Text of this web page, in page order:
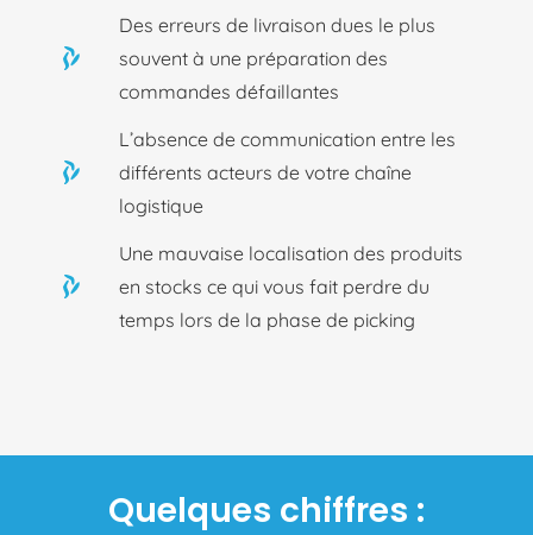
Des erreurs de livraison dues le plus
souvent à une préparation des
commandes défaillantes
L’absence de communication entre les
différents acteurs de votre chaîne
logistique
Une mauvaise localisation des produits
en stocks ce qui vous fait perdre du
temps lors de la phase de picking
Quelques chiffres :